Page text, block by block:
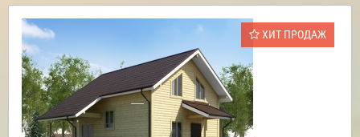
ХИТ ПРОДАЖ